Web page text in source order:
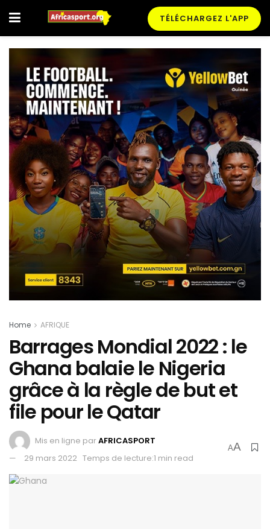
TÉLÉCHARGEZ L'APP
Home AFRIQUE
Barrages Mondial 2022 : le
Ghana balaie le Nigeria
grâce à la règle de but et
file pour le Qatar
Mis en ligne parAFRICASPORT
29 mars 2022 Temps de lecture:1 min read
AA